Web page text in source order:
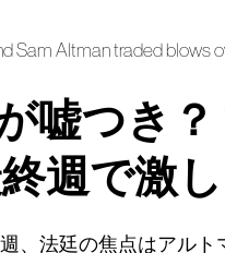
Sam Altman traded blows
嘘つき
週で激
、法廷の焦点はアルト